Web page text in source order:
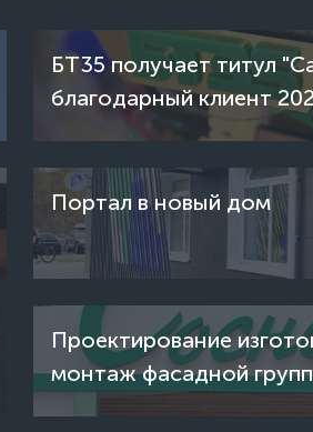
БТ35 получает титул
благодарный клиент
Портал в новый дом
Проектирование
монтаж фасадной